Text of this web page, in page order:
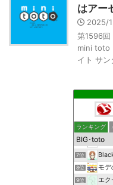
はアー
2025/
第1596
mini toto
イト サ
ランキング
5位 toto費
6位 鳩胸
7位 Blackの
8位 モデ
9位 エク